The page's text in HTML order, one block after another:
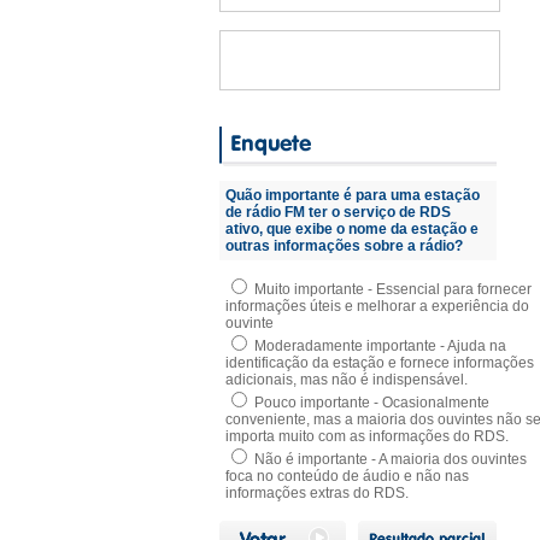
Quão importante é para uma estação
de rádio FM ter o serviço de RDS
ativo, que exibe o nome da estação e
outras informações sobre a rádio?
Muito importante - Essencial para fornecer
informações úteis e melhorar a experiência do
ouvinte
Moderadamente importante - Ajuda na
identificação da estação e fornece informações
adicionais, mas não é indispensável.
Pouco importante - Ocasionalmente
conveniente, mas a maioria dos ouvintes não se
importa muito com as informações do RDS.
Não é importante - A maioria dos ouvintes
foca no conteúdo de áudio e não nas
informações extras do RDS.